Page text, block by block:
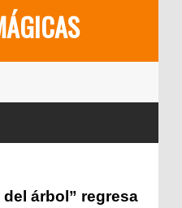
del árbol” regresa